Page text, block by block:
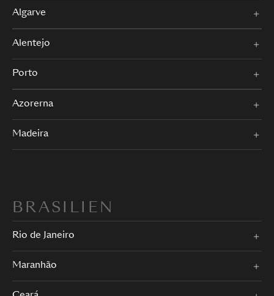
Algarve
Alentejo
Porto
Azorerna
Madeira
BRASILIEN
Rio de Janeiro
Maranhão